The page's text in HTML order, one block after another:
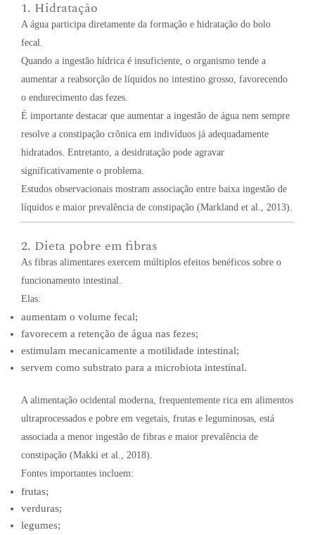
1. Hidratação
A água participa diretamente da formação e hidratação do bolo
fecal.
Quando a ingestão hídrica é insuficiente, o organismo tende a
aumentar a reabsorção de líquidos no intestino grosso, favorecendo
o endurecimento das fezes.
É importante destacar que aumentar a ingestão de água nem sempre
resolve a constipação crônica em indivíduos já adequadamente
hidratados. Entretanto, a desidratação pode agravar
significativamente o problema.
Estudos observacionais mostram associação entre baixa ingestão de
líquidos e maior prevalência de constipação (Markland et al., 2013).
2. Dieta pobre em fibras
As fibras alimentares exercem múltiplos efeitos benéficos sobre o
funcionamento intestinal.
Elas:
aumentam o volume fecal;
favorecem a retenção de água nas fezes;
estimulam mecanicamente a motilidade intestinal;
servem como substrato para a microbiota intestinal.
A alimentação ocidental moderna, frequentemente rica em alimentos
ultraprocessados e pobre em vegetais, frutas e leguminosas, está
associada a menor ingestão de fibras e maior prevalência de
constipação (Makki et al., 2018).
Fontes importantes incluem:
frutas;
verduras;
legumes;